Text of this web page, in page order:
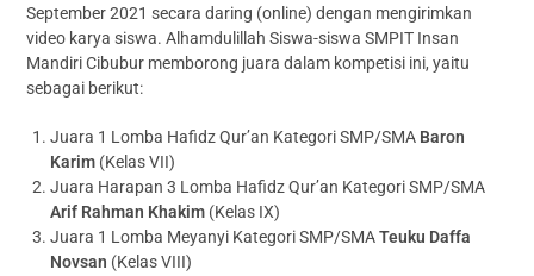
September 2021 secara daring (online) dengan mengirimkan
video karya siswa. Alhamdulillah Siswa-siswa SMPIT Insan
Mandiri Cibubur memborong juara dalam kompetisi ini, yaitu
sebagai berikut:
Juara 1 Lomba Hafidz Qur’an Kategori SMP/SMA Baron
Karim (Kelas VII)
Juara Harapan 3 Lomba Hafidz Qur’an Kategori SMP/SMA
Arif Rahman Khakim (Kelas IX)
Juara 1 Lomba Meyanyi Kategori SMP/SMATeuku Daffa
Novsan (Kelas VIII)